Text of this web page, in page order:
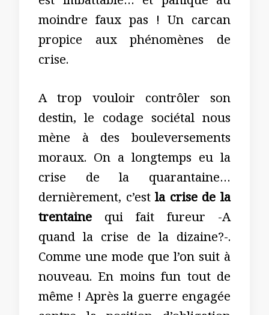
moindre faux pas ! Un carcan
propice aux phénomènes de
crise.
A trop vouloir contrôler son
destin, le codage sociétal nous
mène à des bouleversements
moraux. On a longtemps eu la
crise de la quarantaine…
dernièrement, c’estla crise de la
trentaine qui fait fureur -A
quand la crise de la dizaine?-.
Comme une mode que l’on suit à
nouveau. En moins fun tout de
même ! Après la guerre engagée